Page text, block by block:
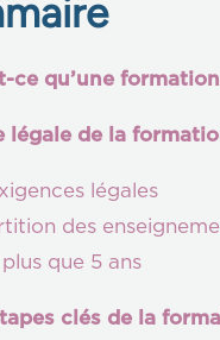
ce qu’une
légale de la
légales
des
que 5 ans
clés de la